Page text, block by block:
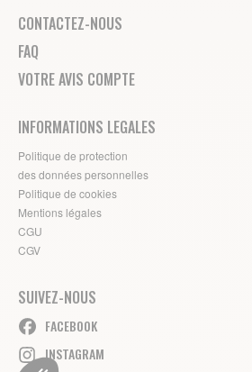
CONTACTEZ-NOUS
FAQ
VOTRE AVIS COMPTE
INFORMATIONS LEGALES
Politique de protection
des données personnelles
Politique de cookies
Mentions légales
CGU
CGV
SUIVEZ-NOUS
FACEBOOK
INSTAGRAM